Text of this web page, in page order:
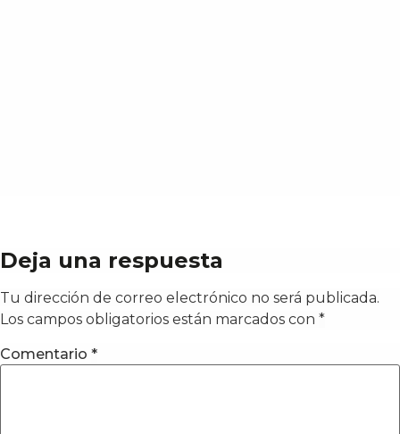
Deja una respuesta
Tu dirección de correo electrónico no será publicada.
Los campos obligatorios están marcados con *
Comentario *